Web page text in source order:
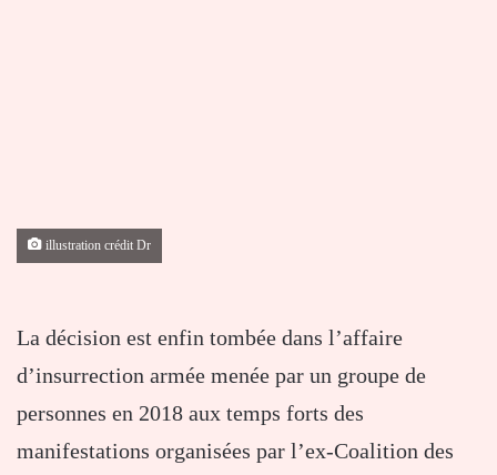
illustration crédit Dr
La décision est enfin tombée dans l’affaire
d’insurrection armée menée par un groupe de
personnes en 2018 aux temps forts des
manifestations organisées par l’ex-Coalition des